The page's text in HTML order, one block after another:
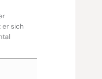
er sich